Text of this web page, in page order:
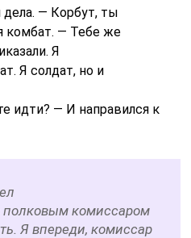
— Корбут, ты
комбат. — Тебе же
Я
Я солдат, но и
идти? — И направился к
полковым комиссаром
Я впереди, комиссар